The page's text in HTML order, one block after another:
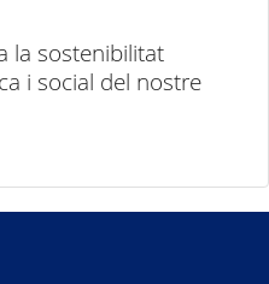
la sostenibilitat
i social del nostre